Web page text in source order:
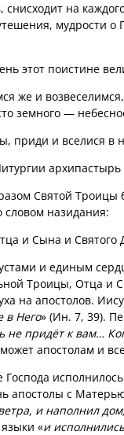
снисходит на
мудрости о
этот поистине
же и
земного —
приди и вселися в
Святой Троицы
словом назидания:
и Сына и Святого
и единым
Троицы, Отца и
на апостолов.
в Него» (Ин. 7, 39).
не придёт к вам…
апостолам и
апостолы с
и наполнил
«и